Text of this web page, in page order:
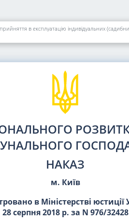
НАКАЗ
м. Київ
в Міністерстві юстиції
28 серпня 2018 р. за N 976/32428